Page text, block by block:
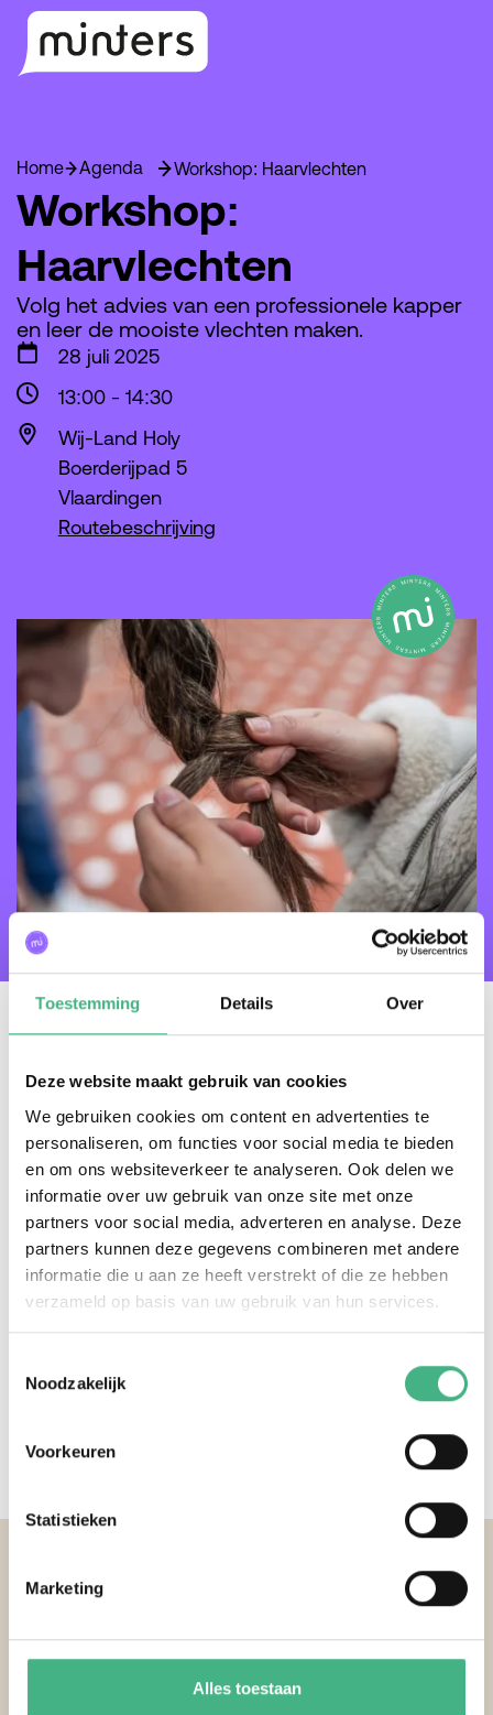
Toestemming Details Over
Deze website maakt gebruik van cookies
We gebruiken cookies om content en advertenties te
personaliseren, om functies voor social media te bieden
en om ons websiteverkeer te analyseren. Ook delen we
informatie over uw gebruik van onze site met onze
partners voor social media, adverteren en analyse. Deze
partners kunnen deze gegevens combineren met andere
informatie die u aan ze heeft verstrekt of die ze hebben
verzameld op basis van uw gebruik van hun services.
Noodzakelijk
Voorkeuren
Statistieken
Marketing
Alles toestaan
Workshop:
Haarvlechten
Volg het advies van een professionele kapper
en leer de mooiste vlechten maken.
28 juli 2025
13:00- 14:30
Wij-Land Holy
Boerderijpad 5
Vlaardingen
Routebeschrijving
Home Agenda Workshop: Haarvlechten
Wil jij leren haarvlechten? Of wil jij nieuwe
technieken leren? Kom dan langs tijdens deze leuke
workshop. Een professionele kapper legt het uit.
Aanmelden is verplicht! Doe dit via het
onderstaande formulier.
Vragen?
Rachel Kroos.
Footer